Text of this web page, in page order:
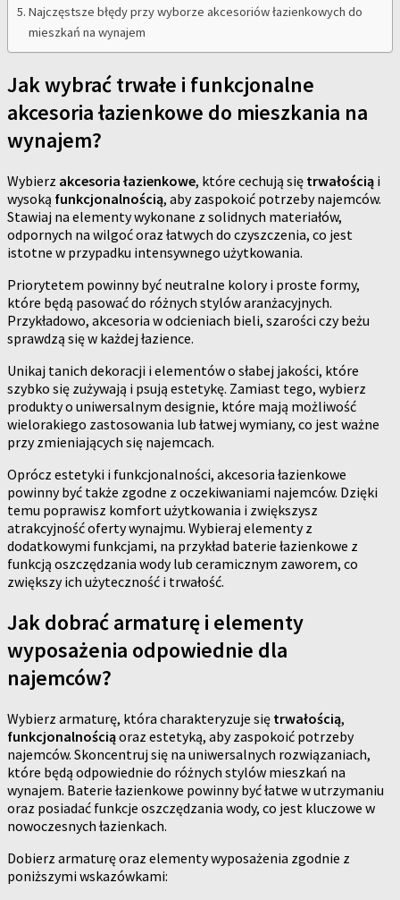
Najczęstsze błędy przy wyborze akcesoriów łazienkowych do
mieszkań na wynajem
Jak wybrać trwałe i funkcjonalne
akcesoria łazienkowe do mieszkania na
wynajem?
Wybierz akcesoria łazienkowe, które cechują się trwałością i
wysoką funkcjonalnością, aby zaspokoić potrzeby najemców.
Stawiaj na elementy wykonane z solidnych materiałów,
odpornych na wilgoć oraz łatwych do czyszczenia, co jest
istotne w przypadku intensywnego użytkowania.
Priorytetem powinny być neutralne kolory i proste formy,
które będą pasować do różnych stylów aranżacyjnych.
Przykładowo, akcesoria w odcieniach bieli, szarości czy beżu
sprawdzą się w każdej łazience.
Unikaj tanich dekoracji i elementów o słabej jakości, które
szybko się zużywają i psują estetykę. Zamiast tego, wybierz
produkty o uniwersalnym designie, które mają możliwość
wielorakiego zastosowania lub łatwej wymiany, co jest ważne
przy zmieniających się najemcach.
Oprócz estetyki i funkcjonalności, akcesoria łazienkowe
powinny być także zgodne z oczekiwaniami najemców. Dzięki
temu poprawisz komfort użytkowania i zwiększysz
atrakcyjność oferty wynajmu. Wybieraj elementy z
dodatkowymi funkcjami, na przykład baterie łazienkowe z
funkcją oszczędzania wody lub ceramicznym zaworem, co
zwiększy ich użyteczność i trwałość.
Jak dobrać armaturę i elementy
wyposażenia odpowiednie dla
najemców?
Wybierz armaturę, która charakteryzuje się trwałością,
funkcjonalnościąoraz estetyką, aby zaspokoić potrzeby
najemców. Skoncentruj się na uniwersalnych rozwiązaniach,
które będą odpowiednie do różnych stylów mieszkań na
wynajem. Baterie łazienkowe powinny być łatwe w utrzymaniu
oraz posiadać funkcje oszczędzania wody, co jest kluczowe w
nowoczesnych łazienkach.
Dobierz armaturę oraz elementy wyposażenia zgodnie z
poniższymi wskazówkami: